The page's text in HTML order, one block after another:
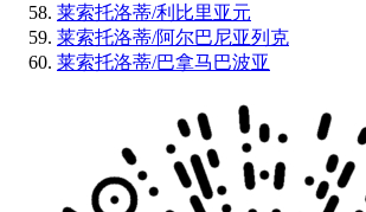
莱索托洛蒂/利比里亚元
莱索托洛蒂/阿尔巴尼亚列克
莱索托洛蒂/巴拿马巴波亚